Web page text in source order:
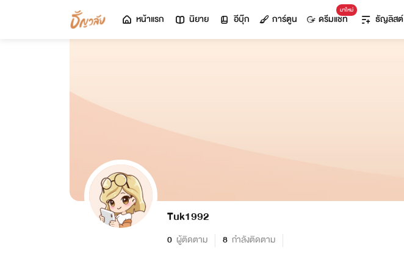
หน้าแรก นิยาย อีบุ๊ก การ์ตูน
มาใหม่
ดรีมแชท ธัญลิสต์
Tuk1992
0 ผู้ติดตาม 8 กำลังติดตาม